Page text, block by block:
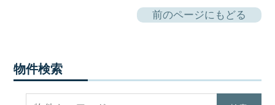
前のページにもどる
物件検索